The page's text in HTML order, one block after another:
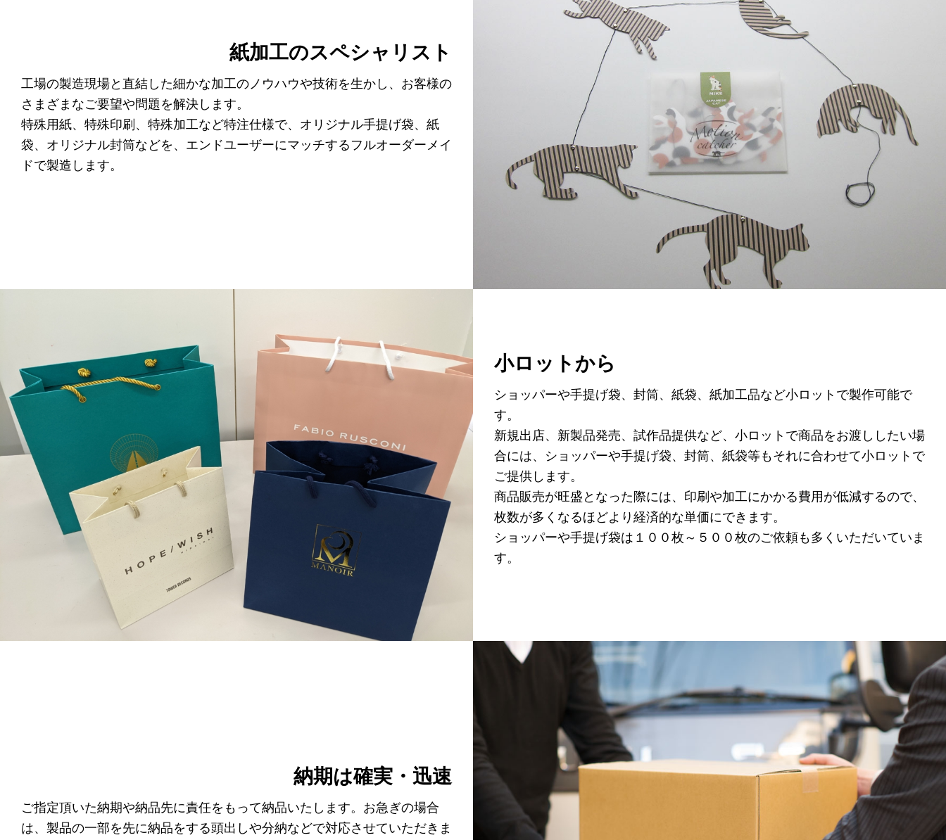
紙加工のスペシャリスト
工場の製造現場と直結した細かな加工のノウハウや技術を生かし、お客様の
さまざまなご要望や問題を解決します。
特殊用紙、特殊印刷、特殊加工など特注仕様で、オリジナル手提げ袋、紙
袋、オリジナル封筒などを、エンドユーザーにマッチするフルオーダーメイ
ドで製造します。
小ロットから
ショッパーや手提げ袋、封筒、紙袋、紙加工品など小ロットで製作可能で
す。
新規出店、新製品発売、試作品提供など、小ロットで商品をお渡ししたい場
合には、ショッパーや手提げ袋、封筒、紙袋等もそれに合わせて小ロットで
ご提供します。
商品販売が旺盛となった際には、印刷や加工にかかる費用が低減するので、
枚数が多くなるほどより経済的な単価にできます。
ショッパーや手提げ袋は１００枚～５００枚のご依頼も多くいただいていま
す。
納期は確実・迅速
ご指定頂いた納期や納品先に責任をもって納品いたします。お急ぎの場合
は、製品の一部を先に納品をする頭出しや分納などで対応させていただきま